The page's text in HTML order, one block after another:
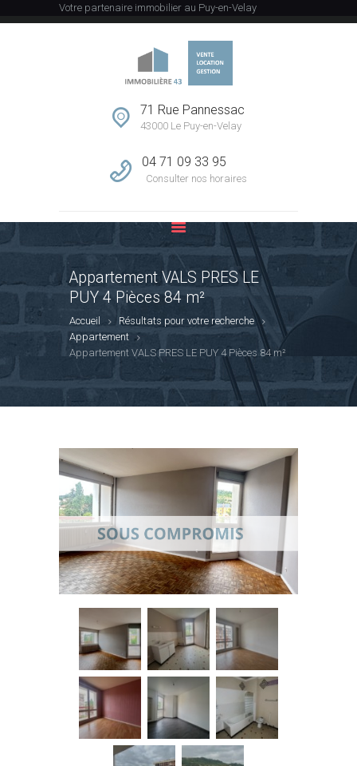
Votre partenaire immobilier au Puy-en-Velay
71 Rue Pannessac
43000 Le Puy-en-Velay
04 71 09 33 95
Consulter nos horaires
Appartement VALS PRES LE
PUY 4 Pièces 84 m²
Accueil
Résultats pour votre recherche
Appartement
Appartement VALS PRES LE PUY 4 Pièces 84 m²
ACCUEIL
L’AGENCE
VENTE
LOCATION
GESTION